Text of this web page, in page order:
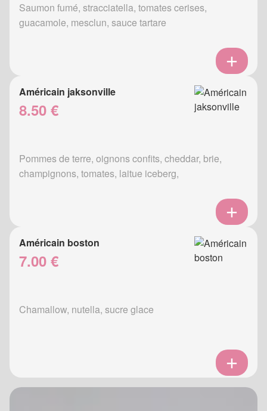
Saumon fumé, stracciatella, tomates cerises,
guacamole, mesclun, sauce tartare
Américain jaksonville
8.50 €
Pommes de terre, oignons confits, cheddar, brie,
champignons, tomates, laitue iceberg,
Américain boston
7.00 €
Chamallow, nutella, sucre glace